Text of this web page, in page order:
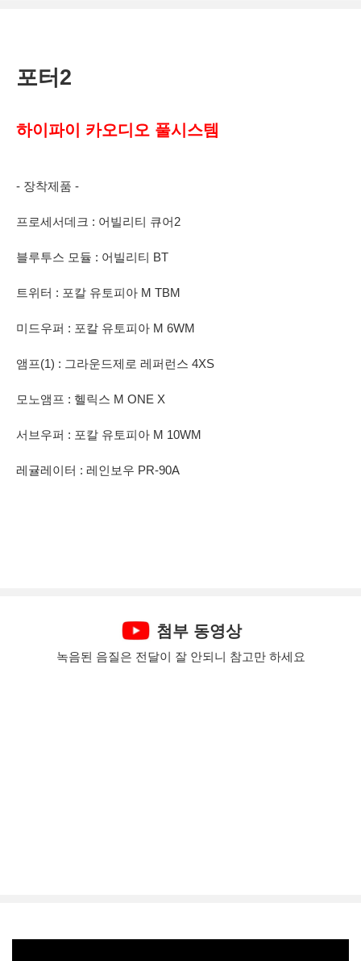
포터2
하이파이 카오디오 풀시스템
- 장착제품 -
프로세서데크 : 어빌리티 큐어2
블루투스 모듈 : 어빌리티 BT
트위터 : 포칼 유토피아 M TBM
미드우퍼 : 포칼 유토피아 M 6WM
앰프(1) : 그라운드제로 레퍼런스 4XS
모노앰프 : 헬릭스 M ONE X
서브우퍼 : 포칼 유토피아 M 10WM
레귤레이터 : 레인보우 PR-90A
첨부 동영상
녹음된 음질은 전달이 잘 안되니 참고만 하세요